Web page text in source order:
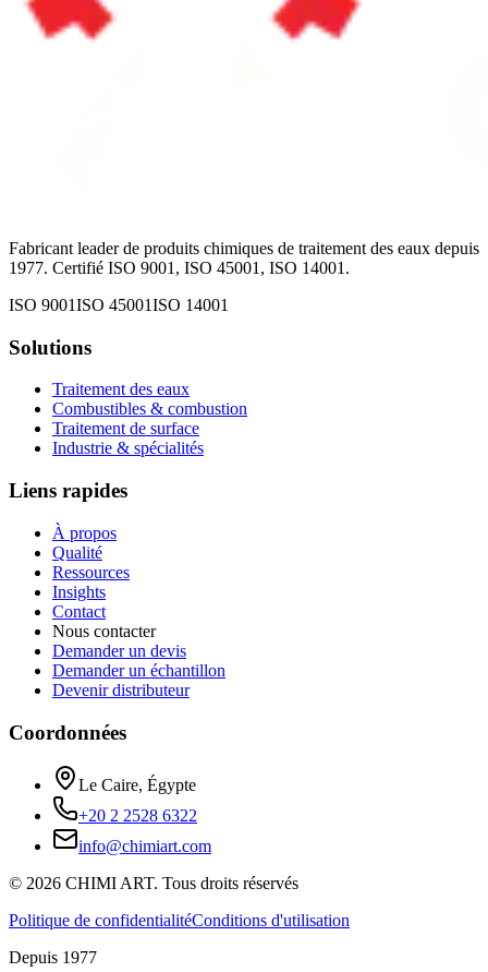
Fabricant leader de produits chimiques de traitement des eaux depuis
1977. Certifié ISO 9001, ISO 45001, ISO 14001.
ISO 9001ISO 45001ISO 14001
Solutions
Traitement des eaux
Combustibles & combustion
Traitement de surface
Industrie & spécialités
Liens rapides
À propos
Qualité
Ressources
Insights
Contact
Nous contacter
Demander un devis
Demander un échantillon
Devenir distributeur
Coordonnées
Le Caire, Égypte
+20 2 2528 6322
info@chimiart.com
© 2026 CHIMI ART. Tous droits réservés
Politique de confidentialitéConditions d'utilisation
Depuis 1977